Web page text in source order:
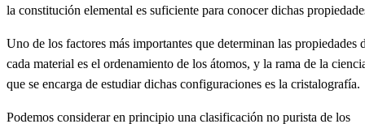
la constitución elemental es suficiente para conocer dichas
Uno de los factores más importantes que determinan las propiedades
cada material es el ordenamiento de los átomos, y la rama de la
que se encarga de estudiar dichas configuraciones es la cristalografía.
Podemos considerar en principio una clasificación no purista de los